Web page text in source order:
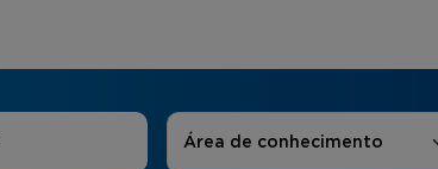
Áreas de Interesse
Área de conhecimento